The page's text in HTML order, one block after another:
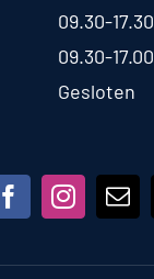
09.30-17.30
09.30-17.00
Gesloten